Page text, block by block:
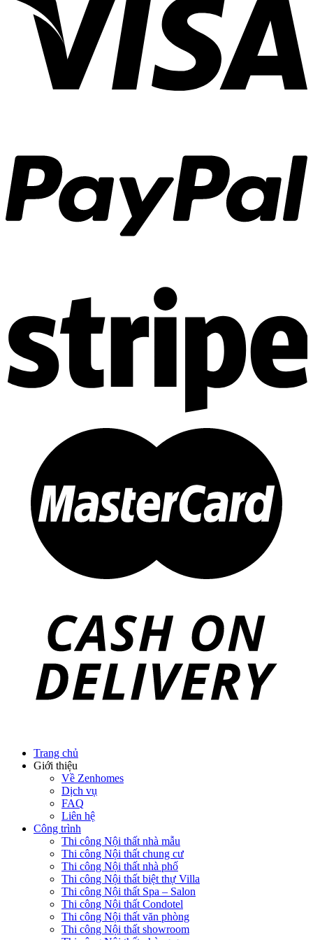
Trang chủ
Giới thiệu
Về Zenhomes
Dịch vụ
FAQ
Liên hệ
Công trình
Thi công Nội thất nhà mẫu
Thi công Nội thất chung cư
Thi công Nội thất nhà phố
Thi công Nội thất biệt thự Villa
Thi công Nội thất Spa – Salon
Thi công Nội thất Condotel
Thi công Nội thất văn phòng
Thi công Nội thất showroom